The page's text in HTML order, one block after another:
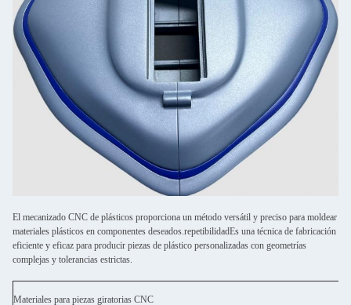
El mecanizado CNC de plásticos proporciona un método versátil y preciso para moldear
materiales plásticos en componentes deseados.repetibilidadEs una técnica de fabricación
eficiente y eficaz para producir piezas de plástico personalizadas con geometrías
complejas y tolerancias estrictas.
Materiales para piezas giratorias CNC